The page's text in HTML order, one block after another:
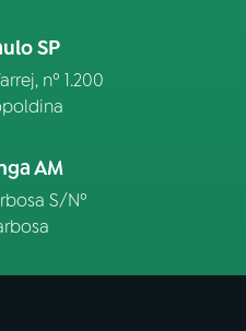
SP
nº 1.200
AM
S/Nº